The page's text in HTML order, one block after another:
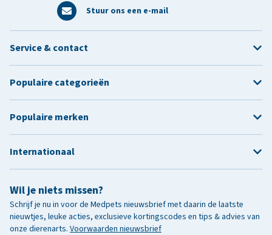
Stuur ons een e-mail
Wil je niets missen?
Schrijf je nu in voor de Medpets nieuwsbrief met daarin de laatste
nieuwtjes, leuke acties, exclusieve kortingscodes en tips & advies van
onze dierenarts. Voorwaarden nieuwsbrief
Service & contact
Populaire categorieën
Populaire merken
Internationaal